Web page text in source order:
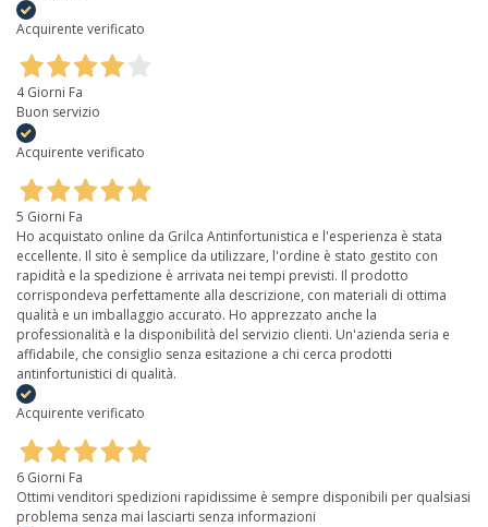
Acquirente verificato
4 Giorni Fa
Buon servizio
Acquirente verificato
5 Giorni Fa
Ho acquistato online da Grilca Antinfortunistica e l'esperienza è stata
eccellente. Il sito è semplice da utilizzare, l'ordine è stato gestito con
rapidità e la spedizione è arrivata nei tempi previsti. Il prodotto
corrispondeva perfettamente alla descrizione, con materiali di ottima
qualità e un imballaggio accurato. Ho apprezzato anche la
professionalità e la disponibilità del servizio clienti. Un'azienda seria e
affidabile, che consiglio senza esitazione a chi cerca prodotti
antinfortunistici di qualità.
Acquirente verificato
6 Giorni Fa
Ottimi venditori spedizioni rapidissime è sempre disponibili per qualsiasi
problema senza mai lasciarti senza informazioni